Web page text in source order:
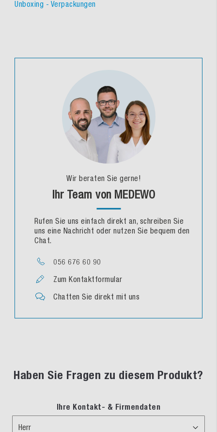
Unboxing - Verpackungen
Wir beraten Sie gerne!
Ihr Team von MEDEWO
Rufen Sie uns einfach direkt an, schreiben Sie
uns eine Nachricht oder nutzen Sie bequem den
Chat.
056 676 60 90
Zum Kontaktformular
Chatten Sie direkt mit uns
Haben Sie Fragen zu diesem Produkt?
Ihre Kontakt- & Firmendaten